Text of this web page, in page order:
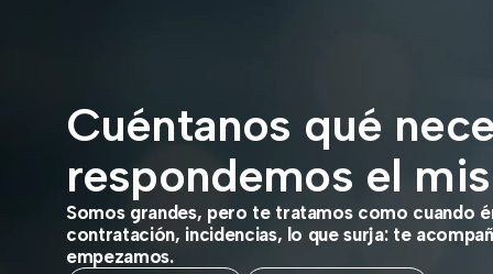
Cuéntanos qué
respondemos el
Somos grandes, pero te tratamos como cuando
contratación, incidencias, lo que surja: te
empezamos.